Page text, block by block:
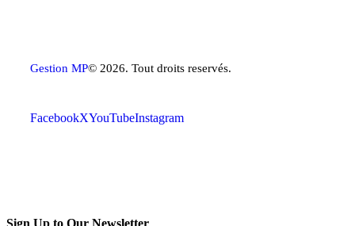
Gestion MP© 2026. Tout droits reservés.
FacebookXYouTubeInstagram